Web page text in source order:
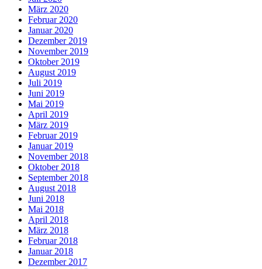
März 2020
Februar 2020
Januar 2020
Dezember 2019
November 2019
Oktober 2019
August 2019
Juli 2019
Juni 2019
Mai 2019
April 2019
März 2019
Februar 2019
Januar 2019
November 2018
Oktober 2018
September 2018
August 2018
Juni 2018
Mai 2018
April 2018
März 2018
Februar 2018
Januar 2018
Dezember 2017